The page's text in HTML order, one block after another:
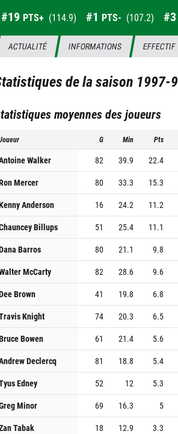
#19 PTS+ (114.9) #1 PTS- (107.2) #3
ACTUALITÉ INFORMATIONS EFFECTIF
de la saison 1997-
moyennes des joueurs
G Min Pts
Walker 82 39.9 22.4
Mercer
80 33.3 15.3
Anderson
16 24.2 11.2
Billups
51 25.4 11.1
Barros
80 21.1 9.8
McCarty
82 28.6 9.6
Brown
41 19.8 6.8
Knight
74 20.3 6.5
Bowen
61 21.4 5.6
Declercq
81 18.8 5.4
Edney
52 12 5.3
Minor
69 16.3 5
Tabak
18 12.9 3.3